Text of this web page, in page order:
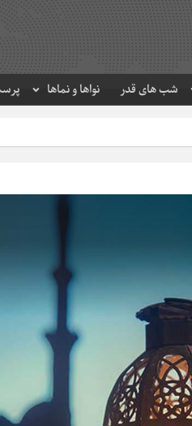
شب های قدر نواها و نماها